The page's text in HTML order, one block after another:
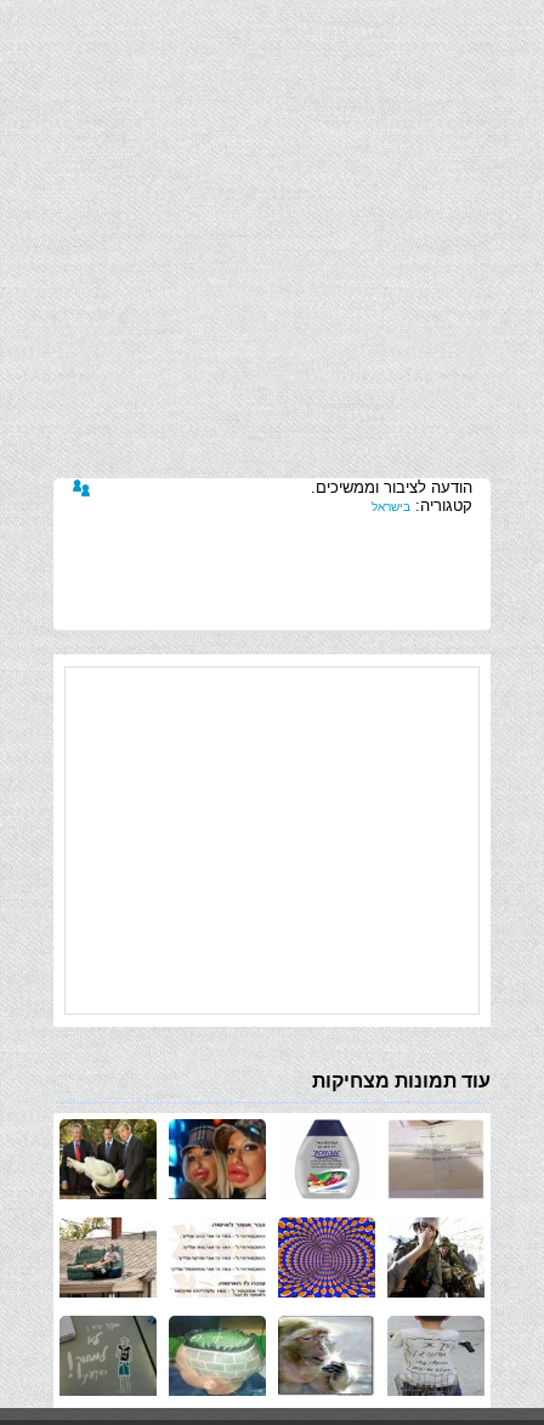
קטגוריה: בישראל
עוד תמונות מצחיקות